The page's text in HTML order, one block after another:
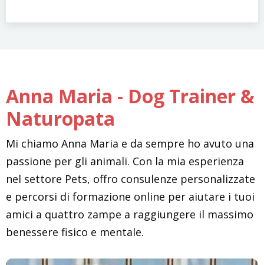
Anna Maria - Dog Trainer &
Naturopata
Mi chiamo Anna Maria e da sempre ho avuto una
passione per gli animali. Con la mia esperienza
nel settore Pets, offro consulenze personalizzate
e percorsi di formazione online per aiutare i tuoi
amici a quattro zampe a raggiungere il massimo
benessere fisico e mentale.